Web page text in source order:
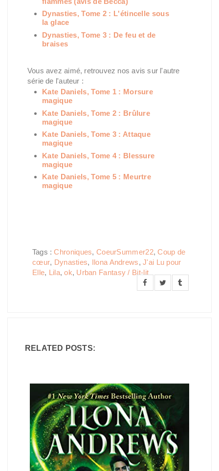
Dynasties, Tome 2 : L'étincelle sous
la glace
Dynasties, Tome 3 : De feu et de
braises
Vous avez aimé, retrouvez nos avis sur l'autre
série de l'auteur :
Kate Daniels, Tome 1 : Morsure
magique
Kate Daniels, Tome 2 : Brûlure
magique
Kate Daniels, Tome 3 : Attaque
magique
Kate Daniels, Tome 4 : Blessure
magique
Kate Daniels, Tome 5 : Meurtre
magique
Tags :Chroniques, CoeurSummer22,Coup de
cœur, Dynasties, Ilona Andrews,J'ai Lu pour
Elle, Lila,ok, Urban Fantasy / Bit-lit
RELATED POSTS: